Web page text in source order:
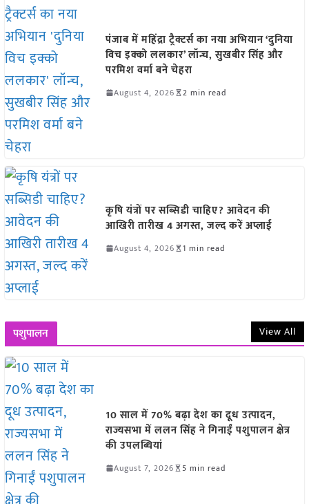
पंजाब में महिंद्रा ट्रैक्टर्स का नया अभियान ‘दुनिया
विच इक्को ललकार’ लॉन्च, सुखबीर सिंह और
परमिश वर्मा बने चेहरा
August 4, 2026 2 min read
कृषि यंत्रों पर सब्सिडी चाहिए? आवेदन की
आखिरी तारीख 4 अगस्त, जल्द करें अप्लाई
August 4, 2026 1 min read
पशुपालन View All
10 साल में 70% बढ़ा देश का दूध उत्पादन,
राज्यसभा में ललन सिंह ने गिनाईं पशुपालन क्षेत्र
की उपलब्धियां
August 7, 2026 5 min read